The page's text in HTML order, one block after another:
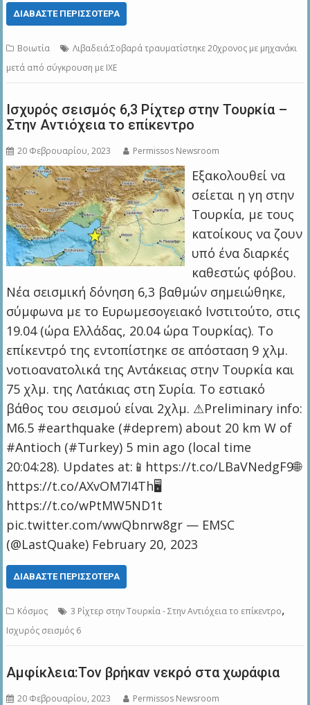
ΔΙΑΒΆΣΤΕ ΠΕΡΙΣΣΌΤΕΡΑ
Βοιωτία
Λιβαδειά:Σοβαρά τραυματίστηκε 20χρονος με μηχανάκι
μετά από σύγκρουση με ΙΧΕ
Ισχυρός σεισμός 6,3 Ρίχτερ στην Τουρκία –
Στην Αντιόχεια το επίκεντρο
20 Φεβρουαρίου, 2023 Permissos Newsroom
Εξακολουθεί να
σείεται η γη στην
Τουρκία, με τους
κατοίκους να ζουν
υπό ένα διαρκές
καθεστώς φόβου.
Νέα σεισμική δόνηση 6,3 βαθμών σημειώθηκε,
σύμφωνα με το Ευρωμεσογειακό Ινστιτούτο, στις
19.04 (ώρα Ελλάδας, 20.04 ώρα Τουρκίας). Το
επίκεντρό της εντοπίστηκε σε απόσταση 9 χλμ.
νοτιοανατολικά της Αντάκειας στην Τουρκία και
75 χλμ. της Λατάκιας στη Συρία. Το εστιακό
βάθος του σεισμού είναι 2χλμ. ⚠Preliminary info:
M6.5 #earthquake (#deprem) about 20 km W of
#Antioch (#Turkey) 5 min ago (local time
20:04:28). Updates at:📱https://t.co/LBaVNedgF9🌐
https://t.co/AXvOM7I4Th🖥
https://t.co/wPtMW5ND1t
pic.twitter.com/wwQbnrw8gr — EMSC
(@LastQuake) February 20, 2023
ΔΙΑΒΆΣΤΕ ΠΕΡΙΣΣΌΤΕΡΑ
Κόσμος 3 Ρίχτερ στην Τουρκία - Στην Αντιόχεια το επίκεντρο,
Ισχυρός σεισμός 6
Aμφίκλεια:Τον βρήκαν νεκρό στα χωράφια
20 Φεβρουαρίου, 2023 Permissos Newsroom